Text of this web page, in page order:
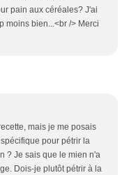
pain aux céréales? J'ai
moins bien...<br /> Merci
mais je me posais
pour pétrir la
? Je sais que le mien n'a
Dois-je plutôt pétrir à la